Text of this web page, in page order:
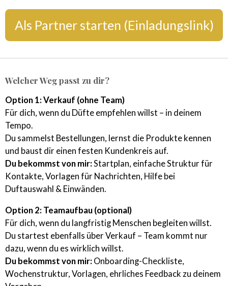
Als Partner starten (Einladungslink)
Welcher Weg passt zu dir?
Option 1: Verkauf (ohne Team)
Für dich, wenn du Düfte empfehlen willst – in deinem
Tempo.
Du sammelst Bestellungen, lernst die Produkte kennen
und baust dir einen festen Kundenkreis auf.
Du bekommst von mir: Startplan, einfache Struktur für
Kontakte, Vorlagen für Nachrichten, Hilfe bei
Duftauswahl & Einwänden.
Option 2: Teamaufbau (optional)
Für dich, wenn du langfristig Menschen begleiten willst.
Du startest ebenfalls über Verkauf – Team kommt nur
dazu, wenn du es wirklich willst.
Du bekommst von mir: Onboarding-Checkliste,
Wochenstruktur, Vorlagen, ehrliches Feedback zu deinem